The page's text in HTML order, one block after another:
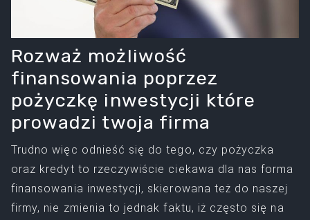
Rozważ możliwość
finansowania poprzez
pożyczkę inwestycji które
prowadzi twoja firma
Trudno więc odnieść się do tego, czy pożyczka
oraz kredyt to rzeczywiście ciekawa dla nas forma
finansowania inwestycji, skierowana też do naszej
firmy, nie zmienia to jednak faktu, iż często się na